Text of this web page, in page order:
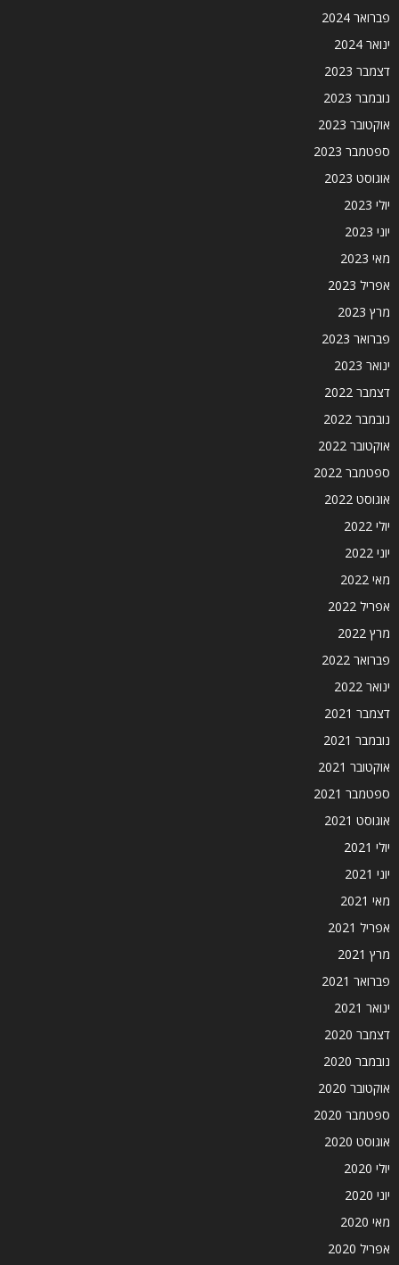
פברואר 2024
ינואר 2024
דצמבר 2023
נובמבר 2023
אוקטובר 2023
ספטמבר 2023
אוגוסט 2023
יולי 2023
יוני 2023
מאי 2023
אפריל 2023
מרץ 2023
פברואר 2023
ינואר 2023
דצמבר 2022
נובמבר 2022
אוקטובר 2022
ספטמבר 2022
אוגוסט 2022
יולי 2022
יוני 2022
מאי 2022
אפריל 2022
מרץ 2022
פברואר 2022
ינואר 2022
דצמבר 2021
נובמבר 2021
אוקטובר 2021
ספטמבר 2021
אוגוסט 2021
יולי 2021
יוני 2021
מאי 2021
אפריל 2021
מרץ 2021
פברואר 2021
ינואר 2021
דצמבר 2020
נובמבר 2020
אוקטובר 2020
ספטמבר 2020
אוגוסט 2020
יולי 2020
יוני 2020
מאי 2020
אפריל 2020